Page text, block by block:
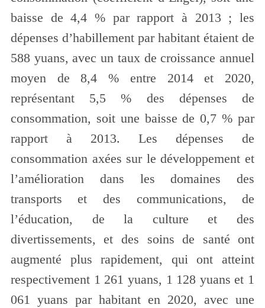
baisse de 4,4 % par rapport à 2013 ; les
dépenses d’habillement par habitant étaient de
588 yuans, avec un taux de croissance annuel
moyen de 8,4 % entre 2014 et 2020,
représentant 5,5 % des dépenses de
consommation, soit une baisse de 0,7 % par
rapport à 2013. Les dépenses de
consommation axées sur le développement et
l’amélioration dans les domaines des
transports et des communications, de
l’éducation, de la culture et des
divertissements, et des soins de santé ont
augmenté plus rapidement, qui ont atteint
respectivement 1 261 yuans, 1 128 yuans et 1
061 yuans par habitant en 2020, avec une